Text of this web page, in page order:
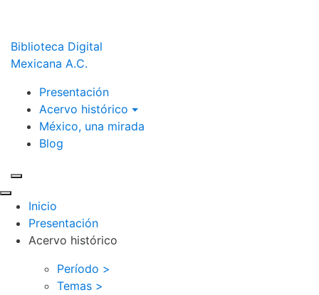
Biblioteca Digital
Mexicana A.C.
Presentación
Acervo histórico
México, una mirada
Blog
Inicio
Presentación
Acervo histórico
Período >
Temas >